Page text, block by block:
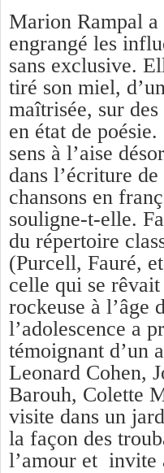
Marion Rampal a
engrangé les
sans exclusive.
tiré son miel,
maîtrisée, sur des
en état de poésie.
sens à l’aise
dans l’écriture de
chansons en
souligne-t-elle.
du répertoire
(Purcell, Fauré,
celle qui se rêvait
rockeuse à l’âge
l’adolescence a
témoignant d’un
Leonard Cohen,
Barouh, Colette
visite dans un
la façon des
l’amour et invite